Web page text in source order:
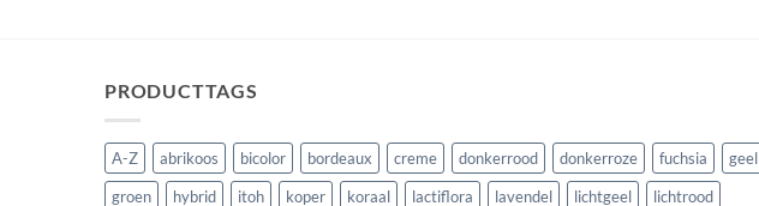
PRODUCTTAGS
A-Z abrikoos bicolor bordeaux creme donkerrood donkerroze fuchsia
geel
groen
hybrid itoh koper koraal lactiflora lavendel lichtgeel lichtrood